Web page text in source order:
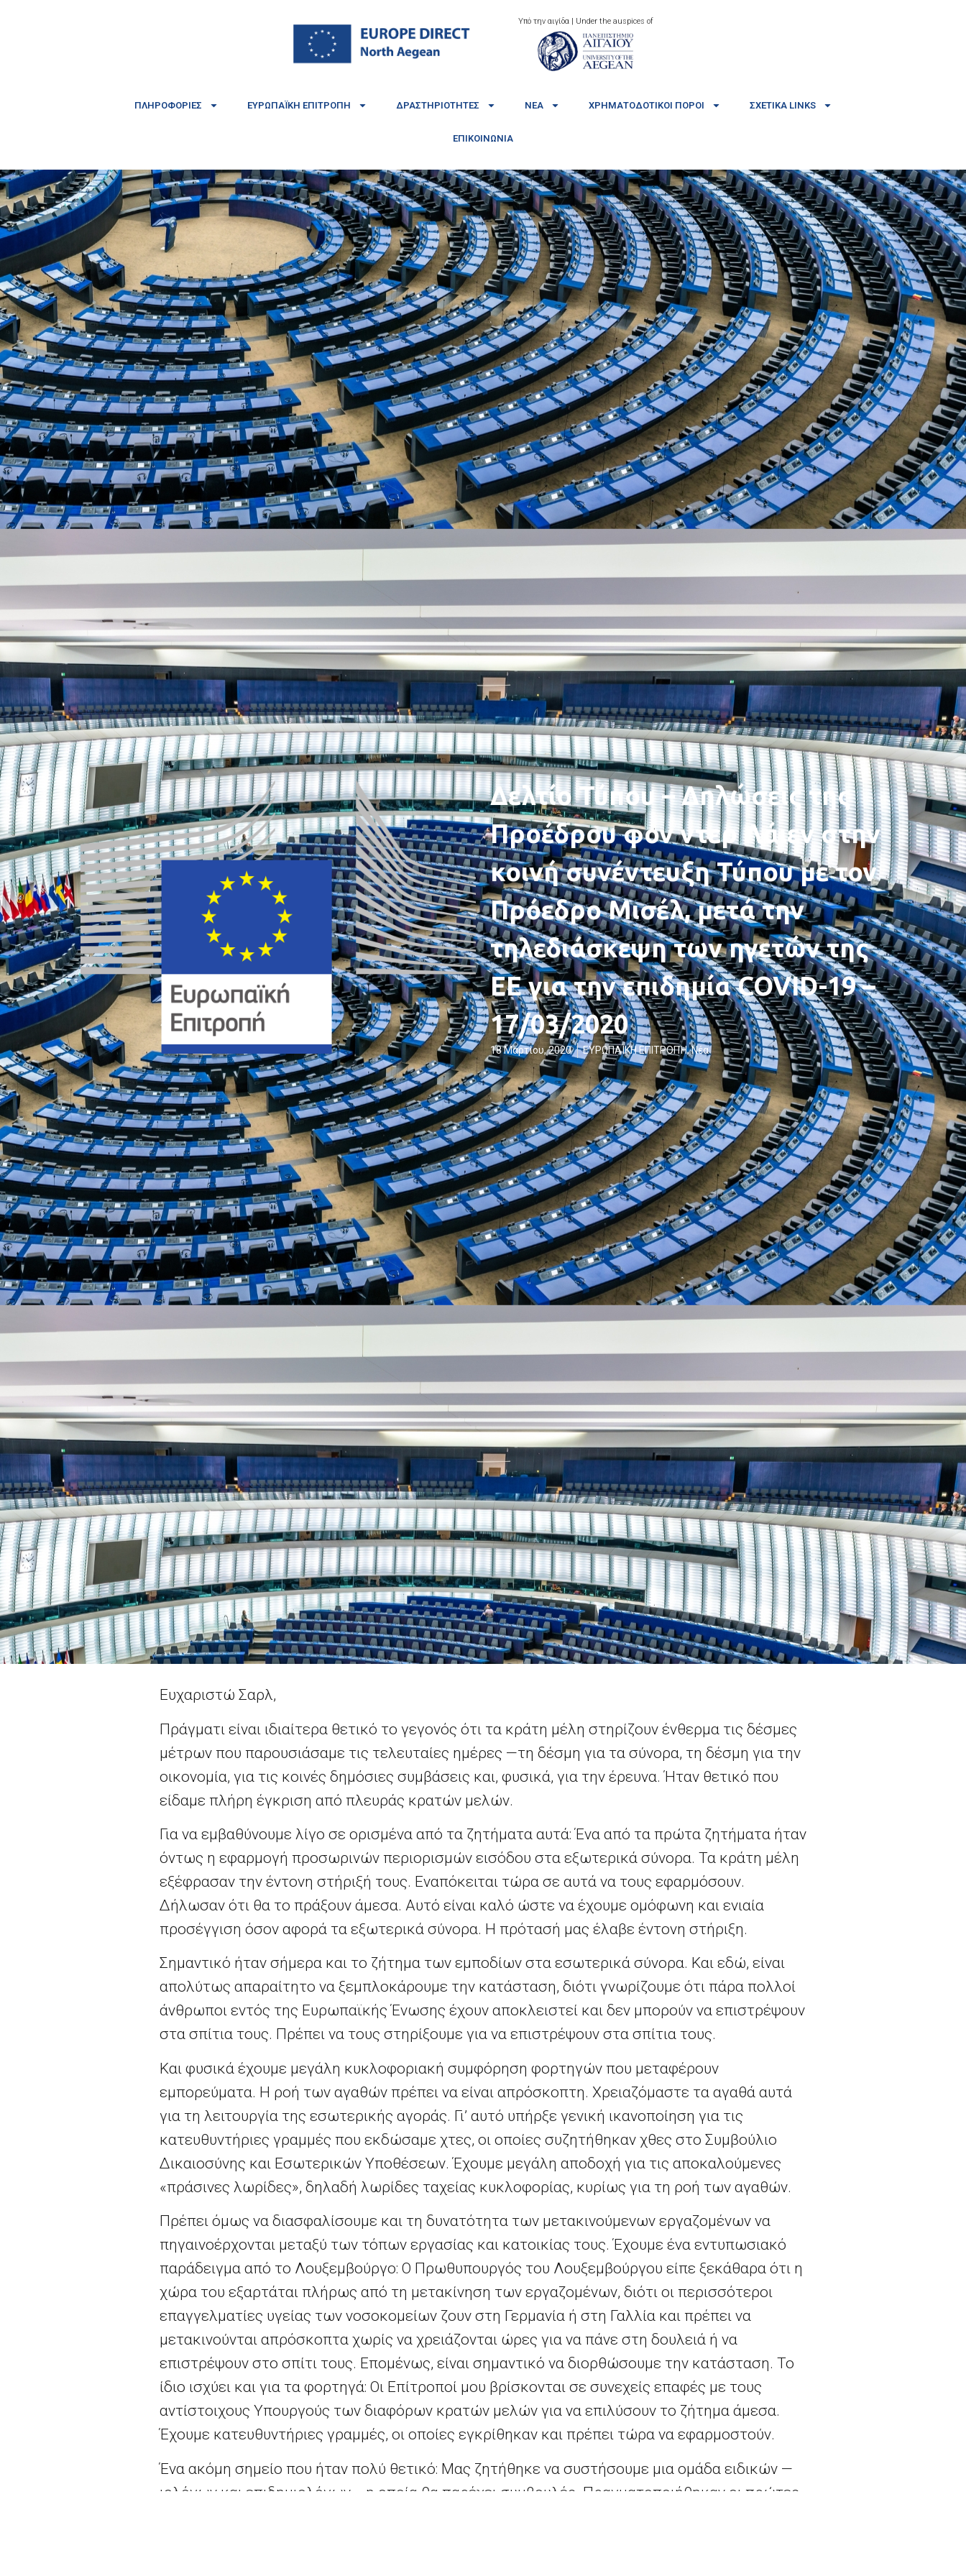
Υπό την αιγίδα | Under the auspices of
ΠΛΗΡΟΦΟΡΊΕΣ ΕΥΡΩΠΑΪΚΉ ΕΠΙΤΡΟΠΉ ΔΡΑΣΤΗΡΙΌΤΗΤΕΣ ΝΈΑ ΧΡΗΜΑΤΟΔΟΤΙΚΟΊ ΠΌΡΟΙ ΣΧΕΤΙΚΆ LINKS
ΕΠΙΚΟΙΝΩΝΊΑ
Δελτίο Τύπου – Δηλώσεις της
Προέδρου φον ντερ Λάιεν στην
κοινή συνέντευξη Τύπου με τον
Πρόεδρο Μισέλ, μετά την
τηλεδιάσκεψη των ηγετών της
ΕΕ για την επιδημία COVID-19 –
17/03/2020
18 Μαρτίου, 2020 ΕΥΡΩΠΑΪΚΗ ΕΠΙΤΡΟΠΉ,Νέα
Ευχαριστώ Σαρλ,
Πράγματι είναι ιδιαίτερα θετικό το γεγονός ότι τα κράτη μέλη στηρίζουν ένθερμα τις δέσμες
μέτρων που παρουσιάσαμε τις τελευταίες ημέρες —τη δέσμη για τα σύνορα, τη δέσμη για την
οικονομία, για τις κοινές δημόσιες συμβάσεις και, φυσικά, για την έρευνα. Ήταν θετικό που
είδαμε πλήρη έγκριση από πλευράς κρατών μελών.
Για να εμβαθύνουμε λίγο σε ορισμένα από τα ζητήματα αυτά: Ένα από τα πρώτα ζητήματα ήταν
όντως η εφαρμογή προσωρινών περιορισμών εισόδου στα εξωτερικά σύνορα. Τα κράτη μέλη
εξέφρασαν την έντονη στήριξή τους. Εναπόκειται τώρα σε αυτά να τους εφαρμόσουν.
Δήλωσαν ότι θα το πράξουν άμεσα. Αυτό είναι καλό ώστε να έχουμε ομόφωνη και ενιαία
προσέγγιση όσον αφορά τα εξωτερικά σύνορα. Η πρότασή μας έλαβε έντονη στήριξη.
Σημαντικό ήταν σήμερα και το ζήτημα των εμποδίων στα εσωτερικά σύνορα. Και εδώ, είναι
απολύτως απαραίτητο να ξεμπλοκάρουμε την κατάσταση, διότι γνωρίζουμε ότι πάρα πολλοί
άνθρωποι εντός της Ευρωπαϊκής Ένωσης έχουν αποκλειστεί και δεν μπορούν να επιστρέψουν
στα σπίτια τους. Πρέπει να τους στηρίξουμε για να επιστρέψουν στα σπίτια τους.
Και φυσικά έχουμε μεγάλη κυκλοφοριακή συμφόρηση φορτηγών που μεταφέρουν
εμπορεύματα. Η ροή των αγαθών πρέπει να είναι απρόσκοπτη. Χρειαζόμαστε τα αγαθά αυτά
για τη λειτουργία της εσωτερικής αγοράς. Γι’ αυτό υπήρξε γενική ικανοποίηση για τις
κατευθυντήριες γραμμές που εκδώσαμε χτες, οι οποίες συζητήθηκαν χθες στο Συμβούλιο
Δικαιοσύνης και Εσωτερικών Υποθέσεων. Έχουμε μεγάλη αποδοχή για τις αποκαλούμενες
«πράσινες λωρίδες», δηλαδή λωρίδες ταχείας κυκλοφορίας, κυρίως για τη ροή των αγαθών.
Πρέπει όμως να διασφαλίσουμε και τη δυνατότητα των μετακινούμενων εργαζομένων να
πηγαινοέρχονται μεταξύ των τόπων εργασίας και κατοικίας τους. Έχουμε ένα εντυπωσιακό
παράδειγμα από το Λουξεμβούργο: Ο Πρωθυπουργός του Λουξεμβούργου είπε ξεκάθαρα ότι η
χώρα του εξαρτάται πλήρως από τη μετακίνηση των εργαζομένων, διότι οι περισσότεροι
επαγγελματίες υγείας των νοσοκομείων ζουν στη Γερμανία ή στη Γαλλία και πρέπει να
μετακινούνται απρόσκοπτα χωρίς να χρειάζονται ώρες για να πάνε στη δουλειά ή να
επιστρέψουν στο σπίτι τους. Επομένως, είναι σημαντικό να διορθώσουμε την κατάσταση. Το
ίδιο ισχύει και για τα φορτηγά: Οι Επίτροποί μου βρίσκονται σε συνεχείς επαφές με τους
αντίστοιχους Υπουργούς των διαφόρων κρατών μελών για να επιλύσουν το ζήτημα άμεσα.
Έχουμε κατευθυντήριες γραμμές, οι οποίες εγκρίθηκαν και πρέπει τώρα να εφαρμοστούν.
Ένα ακόμη σημείο που ήταν πολύ θετικό: Μας ζητήθηκε να συστήσουμε μια ομάδα ειδικών —
ιολόγων και επιδημιολόγων— η οποία θα παρέχει συμβουλές. Πραγματοποιήθηκαν οι πρώτες